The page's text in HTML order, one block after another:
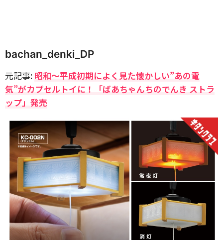
bachan_denki_DP
元記事: 昭和～平成初期によく見た懐かしい”あの電
気”がカプセルトイに！「ばあちゃんちのでんき ストラ
ップ」発売